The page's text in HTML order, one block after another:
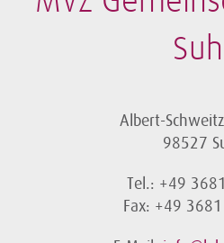
Suhl
Albert-
98527
Tel.: +49
Fax: +49